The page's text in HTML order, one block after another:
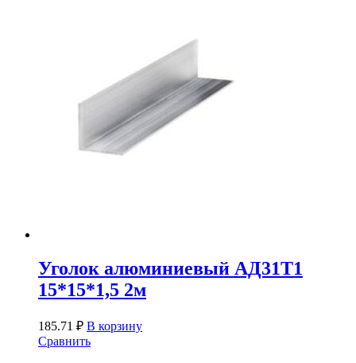
Уголок алюминиевый АД31Т1
15*15*1,5 2м
185.71 ₽ В корзину
Сравнить